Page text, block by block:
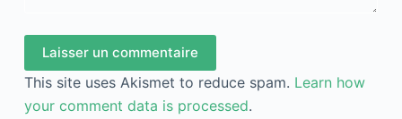
Laisser un commentaire
This site uses Akismet to reduce spam. Learn how
your comment data is processed.